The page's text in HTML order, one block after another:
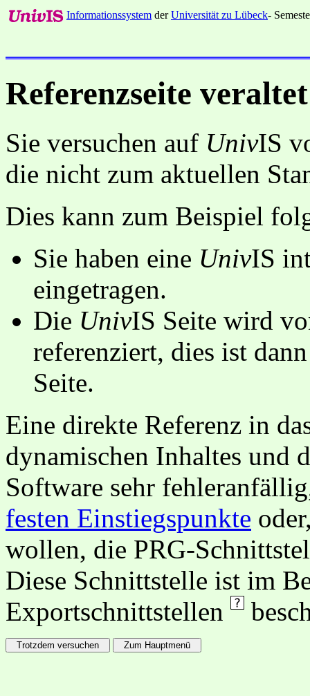
Informationssystem derUniversität zu Lübeck-
Referenzseite veraltet
Sie versuchen auf UnivIS
die nicht zum aktuellen
Dies kann zum Beispiel
Sie haben eine UnivIS
eingetragen.
Die UnivIS Seite wird
referenziert, dies ist
Seite.
Eine direkte Referenz in
dynamischen Inhaltes und
Software sehr
festen Einstiegspunkte
wollen, die PRG-
Diese Schnittstelle ist im
Exportschnittstellen